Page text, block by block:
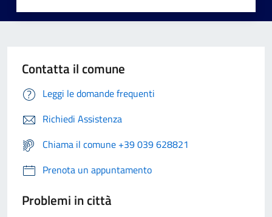
Contatta il comune
Leggi le domande frequenti
Richiedi Assistenza
Chiama il comune +39 039 628821
Prenota un appuntamento
Problemi in città